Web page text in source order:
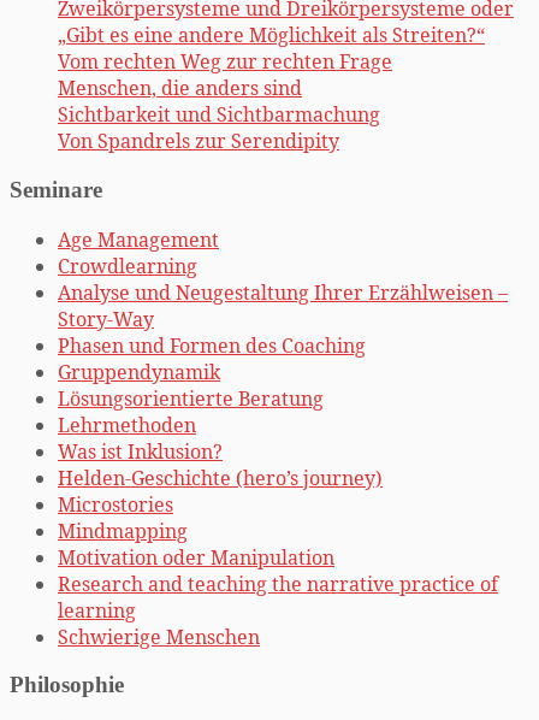
Zweikörpersysteme und Dreikörpersysteme oder
„Gibt es eine andere Möglichkeit als Streiten?“
Vom rechten Weg zur rechten Frage
Menschen, die anders sind
Sichtbarkeit und Sichtbarmachung
Von Spandrels zur Serendipity
Seminare
Age Management
Crowdlearning
Analyse und Neugestaltung Ihrer Erzählweisen –
Story-Way
Phasen und Formen des Coaching
Gruppendynamik
Lösungsorientierte Beratung
Lehrmethoden
Was ist Inklusion?
Helden-Geschichte (hero’s journey)
Microstories
Mindmapping
Motivation oder Manipulation
Research and teaching the narrative practice of
learning
Schwierige Menschen
Philosophie